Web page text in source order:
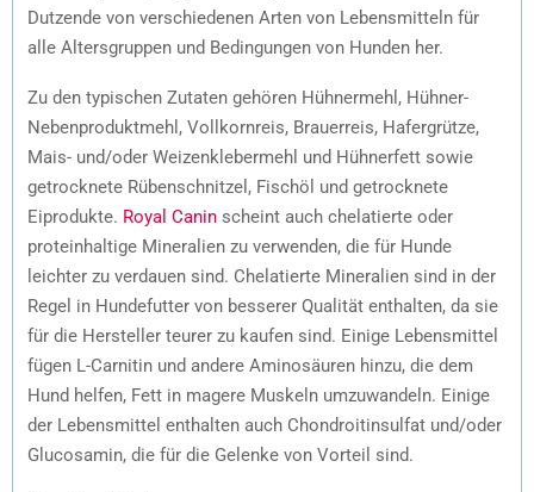
Dutzende von verschiedenen Arten von Lebensmitteln für
alle Altersgruppen und Bedingungen von Hunden her.
Zu den typischen Zutaten gehören Hühnermehl, Hühner-
Nebenproduktmehl, Vollkornreis, Brauerreis, Hafergrütze,
Mais- und/oder Weizenklebermehl und Hühnerfett sowie
getrocknete Rübenschnitzel, Fischöl und getrocknete
Eiprodukte. Royal Canin scheint auch chelatierte oder
proteinhaltige Mineralien zu verwenden, die für Hunde
leichter zu verdauen sind. Chelatierte Mineralien sind in der
Regel in Hundefutter von besserer Qualität enthalten, da sie
für die Hersteller teurer zu kaufen sind. Einige Lebensmittel
fügen L-Carnitin und andere Aminosäuren hinzu, die dem
Hund helfen, Fett in magere Muskeln umzuwandeln. Einige
der Lebensmittel enthalten auch Chondroitinsulfat und/oder
Glucosamin, die für die Gelenke von Vorteil sind.